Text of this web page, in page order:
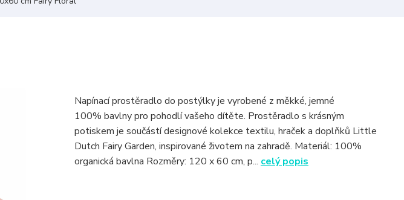
Napínací prostěradlo do postýlky je vyrobené z měkké, jemné
100% bavlny pro pohodlí vašeho dítěte. Prostěradlo s krásným
potiskem je součástí designové kolekce textilu, hraček a doplňků Little
Dutch Fairy Garden, inspirované životem na zahradě. Materiál: 100%
organická bavlna Rozměry: 120 x 60 cm, p... celý popis